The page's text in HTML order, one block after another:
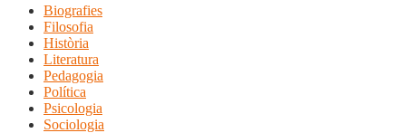
Biografies
Filosofia
Història
Literatura
Pedagogia
Política
Psicologia
Sociologia